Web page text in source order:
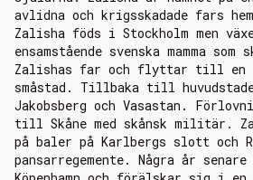
avlidna och krigsskadade fars
Zalisha föds i Stockholm men
ensamstående svenska mamma
Zalishas far och flyttar till en
småstad. Tillbaka till
Jakobsberg och Vasastan.
till Skåne med skånsk militär.
på baler på Karlbergs slott och
pansarregemente. Några år